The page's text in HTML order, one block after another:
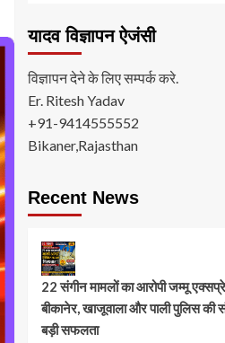
यादव विज्ञापन ऐजंसी
विज्ञापन देने के लिए सम्पर्क करे.
Er. Ritesh Yadav
+91-9414555552
Bikaner,Rajasthan
Recent News
22 संगीन मामलों का आरोपी जम्मू
बीकानेर, खाजूवाला और पाली पुलिस की
बड़ी सफलता